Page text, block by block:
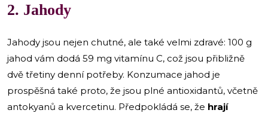
2. Jahody
Jahody jsou nejen chutné, ale také velmi zdravé: 100 g
jahod vám dodá 59 mg vitamínu C, což jsou přibližně
dvě třetiny denní potřeby. Konzumace jahod je
prospěšná také proto, že jsou plné antioxidantů, včetně
antokyanů a kvercetinu. Předpokládá se, že hrají